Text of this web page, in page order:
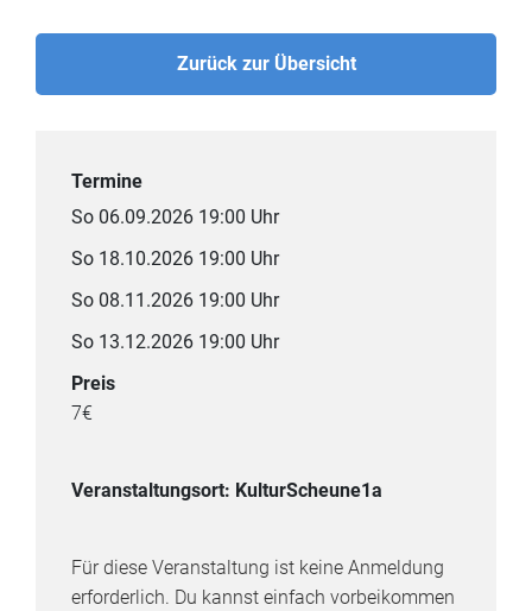
Zurück zur Übersicht
Termine
So 06.09.2026 19:00 Uhr
So 18.10.2026 19:00 Uhr
So 08.11.2026 19:00 Uhr
So 13.12.2026 19:00 Uhr
Preis
7€
Veranstaltungsort: KulturScheune1a
Für diese Veranstaltung ist keine Anmeldung
erforderlich. Du kannst einfach vorbeikommen